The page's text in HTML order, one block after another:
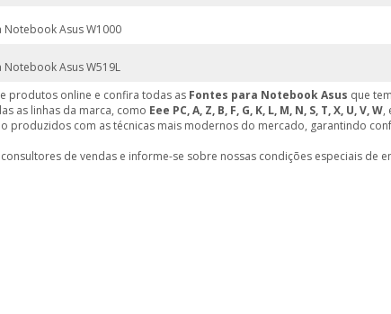
Asus W1000
Asus W519L
produtos online e confira todas as Fontes para Notebook Asus que
as linhas da marca, como Eee PC, A, Z, B, F, G, K, L, M, N, S, T, X, U, V, W,
produzidos com as técnicas mais modernos do mercado, garantindo
de vendas e informe-se sobre nossas condições especiais de